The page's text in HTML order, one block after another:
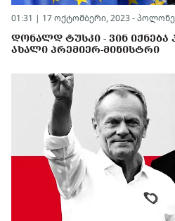
01:31 | 17 ოქტომბერი, 2023 -
ᲓᲝᲜᲐᲚᲓ ᲢᲣᲡᲙᲘ - ᲕᲘᲜ
ᲐᲮᲐᲚᲘ ᲞᲠᲔᲛᲘᲔᲠ-ᲛᲘᲜᲘᲡᲢᲠᲘ